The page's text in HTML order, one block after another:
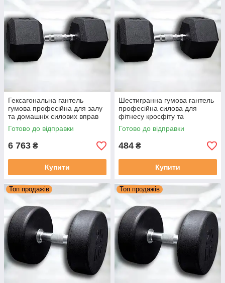
Гексагональна гантель
гумова професійна для залу
та домашніх силових вправ
VNK PRO 35 кг (1 шт.)
Готово до відправки
6 763 ₴
Купити
Шестигранна гумова гантель
професійна силова для
фітнесу кросфіту та
бодибілдингу VNK PRO 2,5 кг
(1 шт.)
Готово до відправки
484 ₴
Купити
Топ продажів Топ продажів